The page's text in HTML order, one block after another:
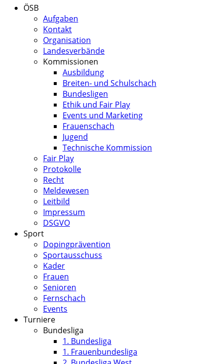
ÖSB
Aufgaben
Kontakt
Organisation
Landesverbände
Kommissionen
Ausbildung
Breiten- und Schulschach
Bundesligen
Ethik und Fair Play
Events und Marketing
Frauenschach
Jugend
Technische Kommission
Fair Play
Protokolle
Recht
Meldewesen
Leitbild
Impressum
DSGVO
Sport
Dopingprävention
Sportausschuss
Kader
Frauen
Senioren
Fernschach
Events
Turniere
Bundesliga
1. Bundesliga
1. Frauenbundesliga